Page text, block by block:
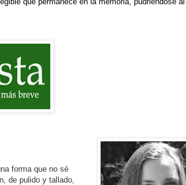
forma que no sé
de pulido y tallado,